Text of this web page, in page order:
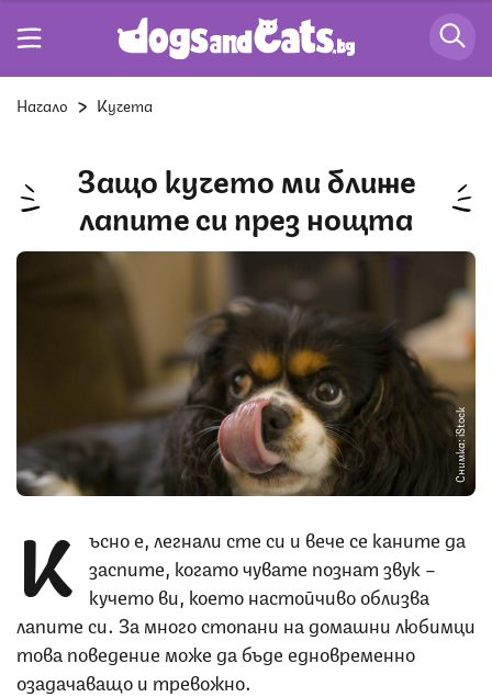
Начало Кучета
Защо кучето ми ближе
лапите си през нощта
Снимка: iStock
К ъсно е, легнали сте си и вече се каните да
заспите, когато чувате познат звук –
кучето ви, което настойчиво облизва
лапите си. За много стопани на домашни любимци
това поведение може да бъде едновременно
озадачаващо и тревожно.